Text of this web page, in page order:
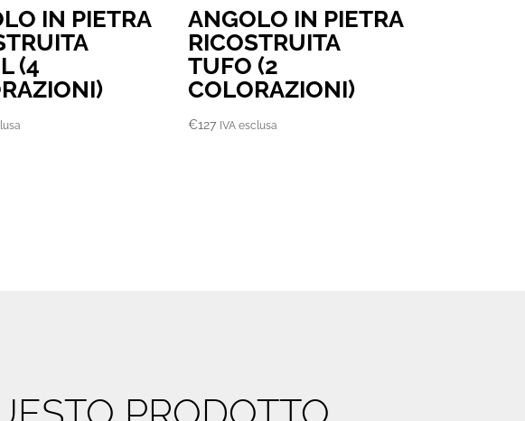
IN PIETRA
(4
ANGOLO IN PIETRA
RICOSTRUITA
TUFO (2
COLORAZIONI)
€127 IVA esclusa